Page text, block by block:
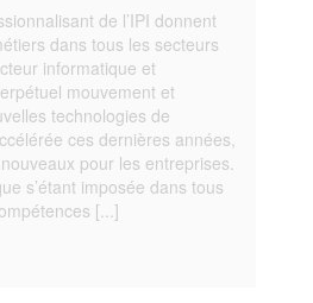
de l’IPI donnent
dans tous les secteurs
informatique et
mouvement et
technologies de
ces dernières années,
pour les entreprises.
s’étant imposée dans tous
[...]